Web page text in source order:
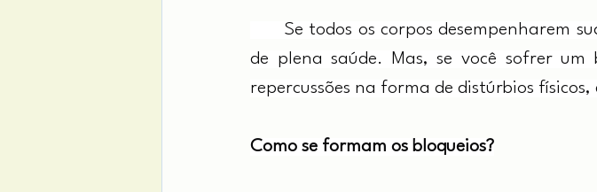
Se todos os corpos desempenharem
de plena saúde. Mas, se você sofrer
repercussões na forma de distúrbios
Como se formam os bloqueios?